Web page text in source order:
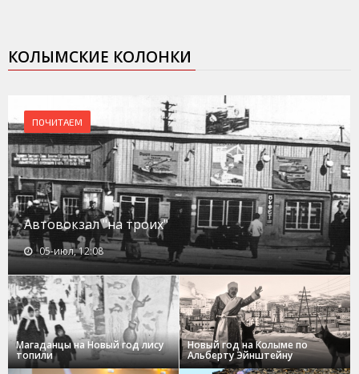
КОЛЫМСКИЕ КОЛОНКИ
ПОЧИТАЕМ
Автовокзал "на троих"
05-июл, 12:08
Магаданцы на Новый год лису
топили
Новый год на Колыме по
Альберту Эйнштейну